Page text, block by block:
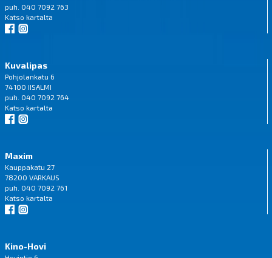
puh. 040 7092 763
Katso kartalta
Kuvalipas
Pohjolankatu 6
74100 IISALMI
puh. 040 7092 764
Katso kartalta
Maxim
Kauppakatu 27
78200 VARKAUS
puh. 040 7092 761
Katso kartalta
Kino-Hovi